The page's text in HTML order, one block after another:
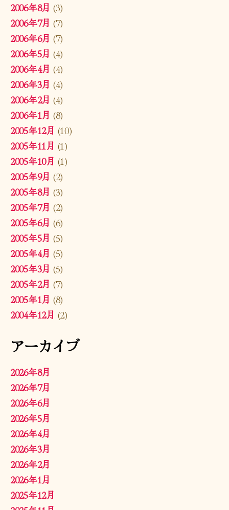
2006年8月 (3)
2006年7月 (7)
2006年6月 (7)
2006年5月 (4)
2006年4月 (4)
2006年3月 (4)
2006年2月 (4)
2006年1月 (8)
2005年12月 (10)
2005年11月 (1)
2005年10月 (1)
2005年9月 (2)
2005年8月 (3)
2005年7月 (2)
2005年6月 (6)
2005年5月 (5)
2005年4月 (5)
2005年3月 (5)
2005年2月 (7)
2005年1月 (8)
2004年12月 (2)
アーカイブ
2026年8月
2026年7月
2026年6月
2026年5月
2026年4月
2026年3月
2026年2月
2026年1月
2025年12月